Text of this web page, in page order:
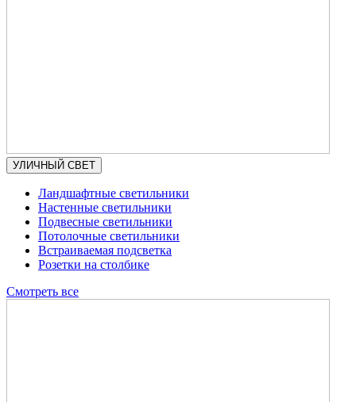
УЛИЧНЫЙ СВЕТ
Ландшафтные светильники
Настенные светильники
Подвесные светильники
Потолочные светильники
Встраиваемая подсветка
Розетки на столбике
Смотреть все